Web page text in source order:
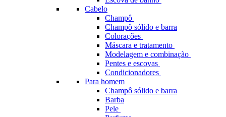
Cabelo
Champô
Champô sólido e barra
Colorações
Máscara e tratamento
Modelagem e combinação
Pentes e escovas
Condicionadores
Para homem
Champô sólido e barra
Barba
Pele